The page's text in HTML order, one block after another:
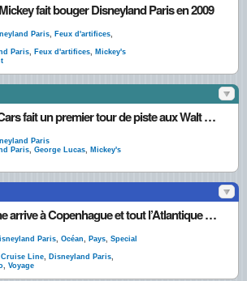
fait bouger Disneyland Paris en 2009
Paris, Feux d'artifices,
Paris, Feux d'artifices, Mickey's
La Disney’s Stars n’Cars fait un premier tour de piste aux Walt Disney Studios
Paris
Paris, George Lucas, Mickey's
La Disney Cruise Line arrive à Copenhague et tout l’Atlantique Nord en 2010
Paris, Océan, Pays, Special
Cruise Line, Disneyland Paris,
, Voyage